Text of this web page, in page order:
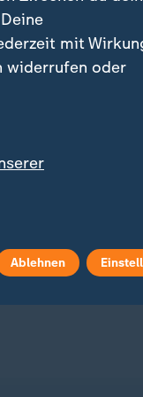
mit
widerrufen oder
Ablehnen